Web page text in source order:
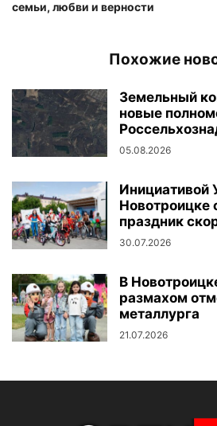
семьи, любви и верности
Похожие
Земельный
новые
05.08.2026
Инициативой
Новотроицке
праздник
30.07.2026
В
размахом
металлурга
21.07.2026